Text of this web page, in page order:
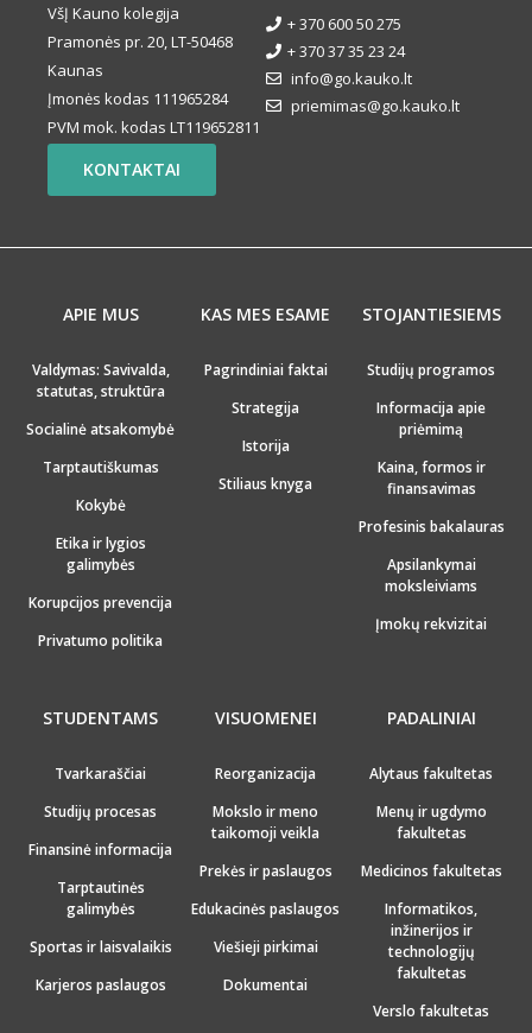
VšĮ Kauno kolegija
Pramonės pr. 20, LT-50468
Kaunas
Įmonės kodas 111965284
PVM mok. kodas LT119652811
+ 370 600 50 275
+ 370 37 35 23 24
info@go.kauko.lt
priemimas@go.kauko.lt
KONTAKTAI
APIE MUS
Valdymas: Savivalda,
statutas, struktūra
Socialinė atsakomybė
Tarptautiškumas
Kokybė
Etika ir lygios
galimybės
Korupcijos prevencija
Privatumo politika
KAS MES ESAME
Pagrindiniai faktai
Strategija
Istorija
Stiliaus knyga
STOJANTIESIEMS
Studijų programos
Informacija apie
priėmimą
Kaina, formos ir
finansavimas
Profesinis bakalauras
Apsilankymai
moksleiviams
Įmokų rekvizitai
STUDENTAMS
Tvarkaraščiai
Studijų procesas
Finansinė informacija
Tarptautinės
galimybės
Sportas ir laisvalaikis
Karjeros paslaugos
VISUOMENEI
Reorganizacija
Mokslo ir meno
taikomoji veikla
Prekės ir paslaugos
Edukacinės paslaugos
Viešieji pirkimai
Dokumentai
PADALINIAI
Alytaus fakultetas
Menų ir ugdymo
fakultetas
Medicinos fakultetas
Informatikos,
inžinerijos ir
technologijų
fakultetas
Verslo fakultetas